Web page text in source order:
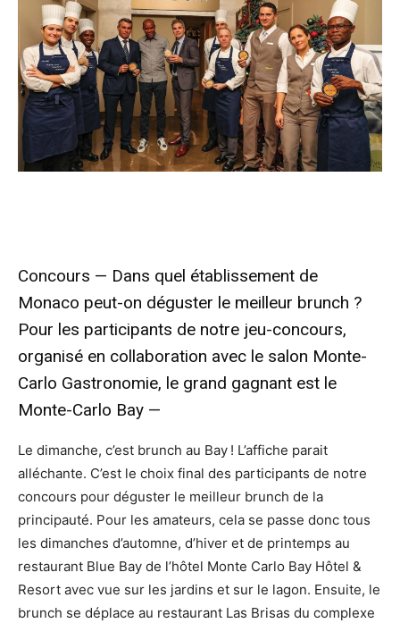
Concours — Dans quel établissement de
Monaco peut-on déguster le meilleur brunch ?
Pour les participants de notre jeu-concours,
organisé en collaboration avec le salon Monte-
Carlo Gastronomie, le grand gagnant est le
Monte-Carlo Bay —
Le dimanche, c’est brunch au Bay ! L’affiche parait
alléchante. C’est le choix final des participants de notre
concours pour déguster le meilleur brunch de la
principauté. Pour les amateurs, cela se passe donc tous
les dimanches d’automne, d’hiver et de printemps au
restaurant Blue Bay de l’hôtel Monte Carlo Bay Hôtel &
Resort avec vue sur les jardins et sur le lagon. Ensuite, le
brunch se déplace au restaurant Las Brisas du complexe